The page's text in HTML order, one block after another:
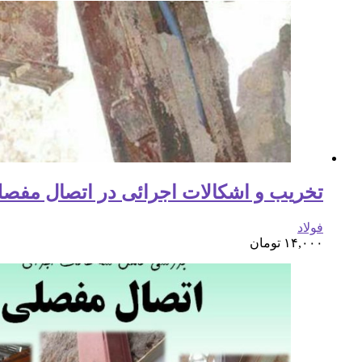
تخریب و اشکالات اجرائی در اتصال مفصلی( 130
فولاد
۱۴,۰۰۰ تومان